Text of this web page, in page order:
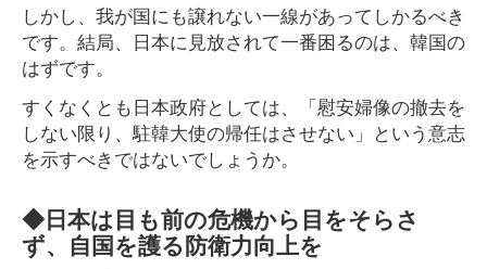
しかし、我が国にも譲れない一線があってしかるべき
です。結局、日本に見放されて一番困るのは、韓国の
はずです。
すくなくとも日本政府としては、「慰安婦像の撤去を
しない限り、駐韓大使の帰任はさせない」という意志
を示すべきではないでしょうか。
◆日本は目も前の危機から目をそらさ
ず、自国を護る防衛力向上を